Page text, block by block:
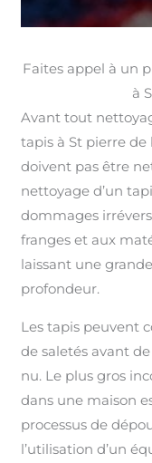
Faites appel à un
à
Avant tout
tapis à St pierre de
doivent pas être
nettoyage d’un
dommages
franges et aux
laissant une
profondeur.
Les tapis peuvent
de saletés avant
nu. Le plus gros
dans une maison
processus de
l’utilisation d’un